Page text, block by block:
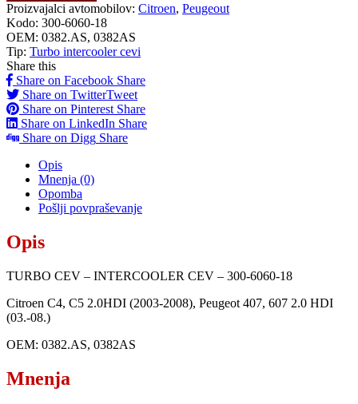
Proizvajalci avtomobilov: Citroen, Peugeout
Kodo: 300-6060-18
OEM: 0382.AS, 0382AS
Tip: Turbo intercooler cevi
Share this
Share on Facebook Share
Share on TwitterTweet
Share on Pinterest Share
Share on LinkedIn Share
Share on Digg Share
Opis
Mnenja (0)
Opomba
Pošlji povpraševanje
Opis
TURBO CEV – INTERCOOLER CEV – 300-6060-18
Citroen C4, C5 2.0HDI (2003-2008), Peugeot 407, 607 2.0 HDI
(03.-08.)
OEM: 0382.AS, 0382AS
Mnenja